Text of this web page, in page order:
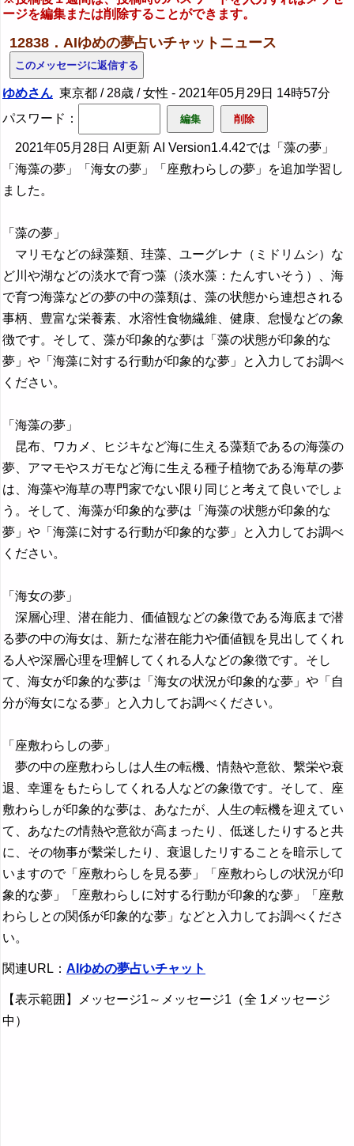
ージを編集または削除することができます。
12838．AIゆめの夢占いチャットニュース
ゆめさん 東京都 / 28歳 / 女性 - 2021年05月29日 14時57分
パスワード：
2021年05月28日 AI更新 AI Version1.4.42では「藻の夢」
「海藻の夢」「海女の夢」「座敷わらしの夢」を追加学習し
ました。
「藻の夢」
マリモなどの緑藻類、珪藻、ユーグレナ（ミドリムシ）な
ど川や湖などの淡水で育つ藻（淡水藻：たんすいそう）、海
で育つ海藻などの夢の中の藻類は、藻の状態から連想される
事柄、豊富な栄養素、水溶性食物繊維、健康、怠慢などの象
徴です。そして、藻が印象的な夢は「藻の状態が印象的な
夢」や「海藻に対する行動が印象的な夢」と入力してお調べ
ください。
「海藻の夢」
昆布、ワカメ、ヒジキなど海に生える藻類であるの海藻の
夢、アマモやスガモなど海に生える種子植物である海草の夢
は、海藻や海草の専門家でない限り同じと考えて良いでしょ
う。そして、海藻が印象的な夢は「海藻の状態が印象的な
夢」や「海藻に対する行動が印象的な夢」と入力してお調べ
ください。
「海女の夢」
深層心理、潜在能力、価値観などの象徴である海底まで潜
る夢の中の海女は、新たな潜在能力や価値観を見出してくれ
る人や深層心理を理解してくれる人などの象徴です。そし
て、海女が印象的な夢は「海女の状況が印象的な夢」や「自
分が海女になる夢」と入力してお調べください。
「座敷わらしの夢」
夢の中の座敷わらしは人生の転機、情熱や意欲、繫栄や衰
退、幸運をもたらしてくれる人などの象徴です。そして、座
敷わらしが印象的な夢は、あなたが、人生の転機を迎えてい
て、あなたの情熱や意欲が高まったり、低迷したりすると共
に、その物事が繫栄したり、衰退したリすることを暗示して
いますので「座敷わらしを見る夢」「座敷わらしの状況が印
象的な夢」「座敷わらしに対する行動が印象的な夢」「座敷
わらしとの関係が印象的な夢」などと入力してお調べくださ
い。
関連URL： AIゆめの夢占いチャット
【表示範囲】メッセージ1～メッセージ1（全 1メッセージ
中）